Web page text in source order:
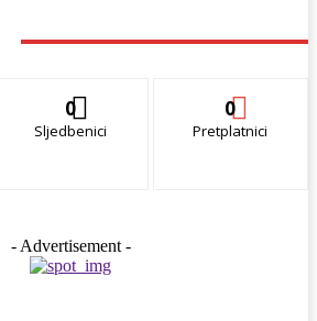
0
Sljedbenici
0
Pretplatnici
- Advertisement -